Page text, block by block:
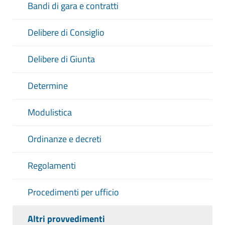
Bandi di gara e contratti
Delibere di Consiglio
Delibere di Giunta
Determine
Modulistica
Ordinanze e decreti
Regolamenti
Procedimenti per ufficio
Altri provvedimenti